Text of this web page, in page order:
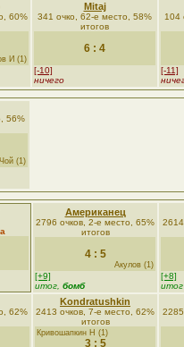
60%
И (1)
Mitaj
341 очко, 62-е место, 58%
итогов
6 : 4
[-10]
ничего
104
[-11]
56%
Чой (1)
Американец
2796 очков, 2-е место, 65%
итогов
4 : 5
Акулов (1)
[+9]
итог, бомб
[+8]
итог
62%
Kondratushkin
2413 очков, 7-е место, 62%
итогов
Кривошапкин Н (1)
3 : 5